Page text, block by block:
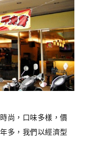
尚，口味多樣，價
多，我們以經濟型